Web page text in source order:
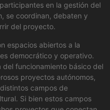
en la gestión del
se coordinan, debaten y
del proyecto.
espacios abiertos a la
democrático y operativo.
funcionamiento básico del
proyectos autónomos,
campos de
Si bien estos campos